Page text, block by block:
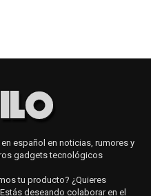
español en noticias, rumores y
gadgets tecnológicos
tu producto? ¿Quieres
deseando colaborar en el